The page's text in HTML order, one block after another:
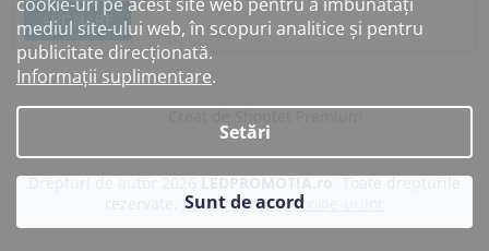
mediul site-ului web, în scopuri analitice și pentru
publicitate direcționată.
Informații suplimentare.
Setări
Sunt de acord
ABONARE
Editați setările cookie-urilor